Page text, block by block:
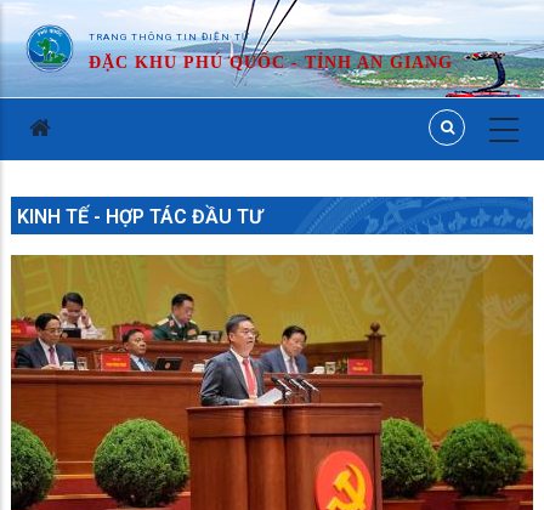
TRANG THÔNG TIN ĐIỆN TỬ
ĐẶC KHU PHÚ QUỐC - TỈNH AN GIANG
KINH TẾ - HỢP TÁC ĐẦU TƯ